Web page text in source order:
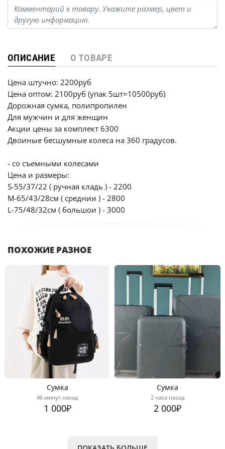
ОПИСАНИЕ О ТОВАРЕ
Цена штучно: 2200руб
Цена оптом: 2100руб (упак 5шт=10500руб)
Дорожная сумка, полипропилен
Для мужчин и для женщин
Акции цены за комплект 6300
Двоиные бесшумные колеса на 360 градусов.
- со съемными колесами
Цена и размеры:
S-55/37/22 ( ручная кладь ) - 2200
M-65/43/28см ( среднии ) - 2800
L-75/48/32см ( большои ) - 3000
ПОХОЖИЕ РАЗНОЕ
Сумка
46 минут назад
1 000₽
Сумка
2 часа назад
2 000₽